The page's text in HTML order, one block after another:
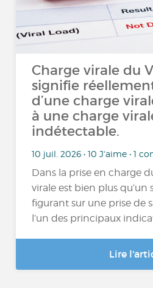
Charge virale du
signifie
d’une charge
à une charge
indétectable.
10 juil. 2026 • 10 J'aime • 1
Dans la prise en charge
virale est bien plus
figurant sur une prise de
l’un des principaux
Lire